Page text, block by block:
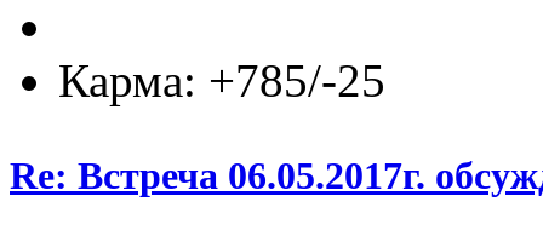
Карма: +785/-25
Re: Встреча 06.05.2017г.